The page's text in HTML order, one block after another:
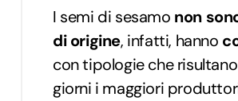
I semi di sesamo non
di origine, infatti, hanno
con tipologie che
giorni i maggiori